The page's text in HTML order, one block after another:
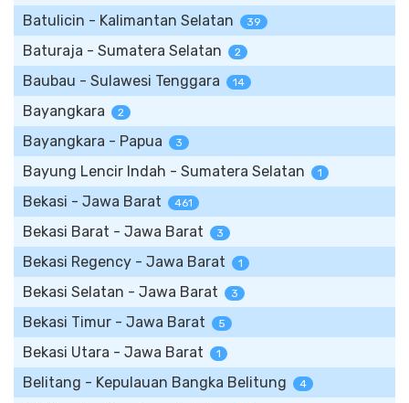
Batulicin - Kalimantan Selatan 39
Baturaja - Sumatera Selatan 2
Baubau - Sulawesi Tenggara 14
Bayangkara 2
Bayangkara - Papua 3
Bayung Lencir Indah - Sumatera Selatan 1
Bekasi - Jawa Barat 461
Bekasi Barat - Jawa Barat 3
Bekasi Regency - Jawa Barat 1
Bekasi Selatan - Jawa Barat 3
Bekasi Timur - Jawa Barat 5
Bekasi Utara - Jawa Barat 1
Belitang - Kepulauan Bangka Belitung 4